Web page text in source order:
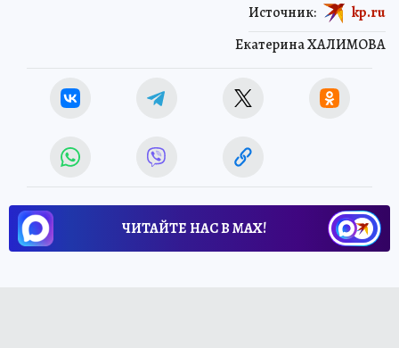
Екатерина ХАЛИМОВА
Источник: kp.ru
ЧИТАЙТЕ НАС В МАХ!